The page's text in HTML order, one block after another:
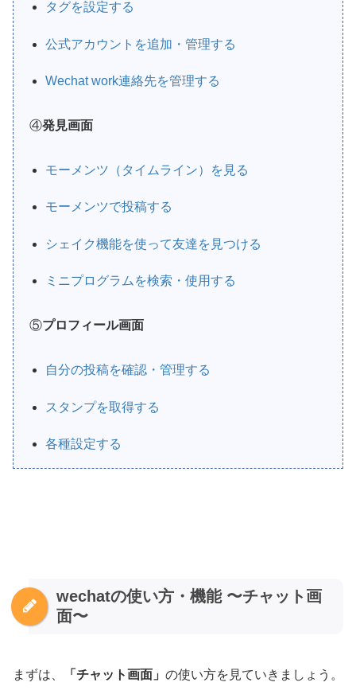
タグを設定する
公式アカウントを追加・管理する
Wechat work連絡先を管理する
④発見画面
モーメンツ（タイムライン）を見る
モーメンツで投稿する
シェイク機能を使って友達を見つける
ミニプログラムを検索・使用する
⑤プロフィール画面
自分の投稿を確認・管理する
スタンプを取得する
各種設定する
wechatの使い方・機能 〜チャット画
面〜
まずは、 「チャット画面」 の使い方を見ていきましょう。